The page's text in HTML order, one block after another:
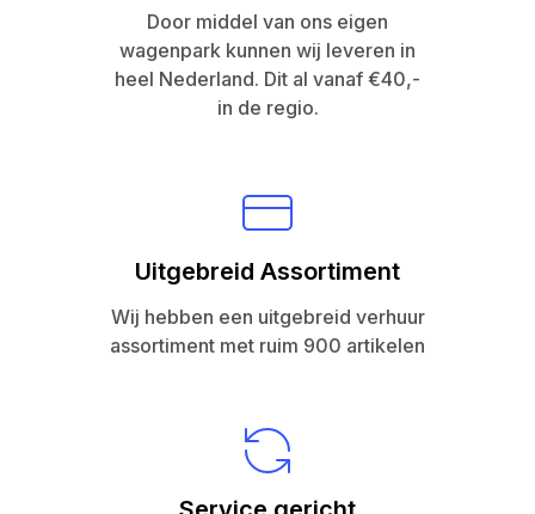
Door middel van ons eigen
wagenpark kunnen wij leveren in
heel Nederland. Dit al vanaf €40,-
in de regio.
Uitgebreid Assortiment
Wij hebben een uitgebreid verhuur
assortiment met ruim 900 artikelen